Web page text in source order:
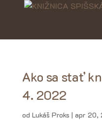
Ako sa stať
4. 2022
od Lukáš Proks | apr 20,